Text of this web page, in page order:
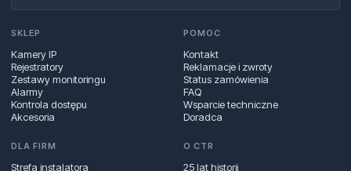
SKLEP
Kamery IP
Rejestratory
Zestawy monitoringu
Alarmy
Kontrola dostępu
Akcesoria
POMOC
Kontakt
Reklamacje i zwroty
Status zamówienia
FAQ
Wsparcie techniczne
Doradca
DLA FIRM
Strefa instalatora
O CTR
25 lat historii